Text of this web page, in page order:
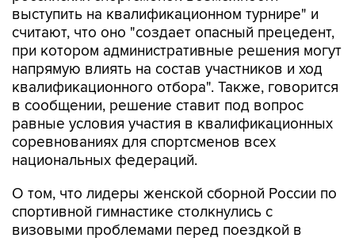
при котором административные решения могут
напрямую влиять на состав участников и ход
квалификационного отбора". Также, говорится
в сообщении, решение ставит под вопрос
равные условия участия в квалификационных
соревнованиях для спортсменов всех
национальных федераций.
О том, что лидеры женской сборной России по
визовыми проблемами перед поездкой в
Хорватию, сообщалось ранее.